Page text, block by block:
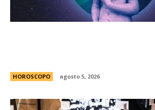
HOROSCOPO agosto 5, 2026